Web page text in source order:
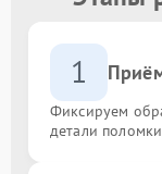
1
Фиксируем
детали